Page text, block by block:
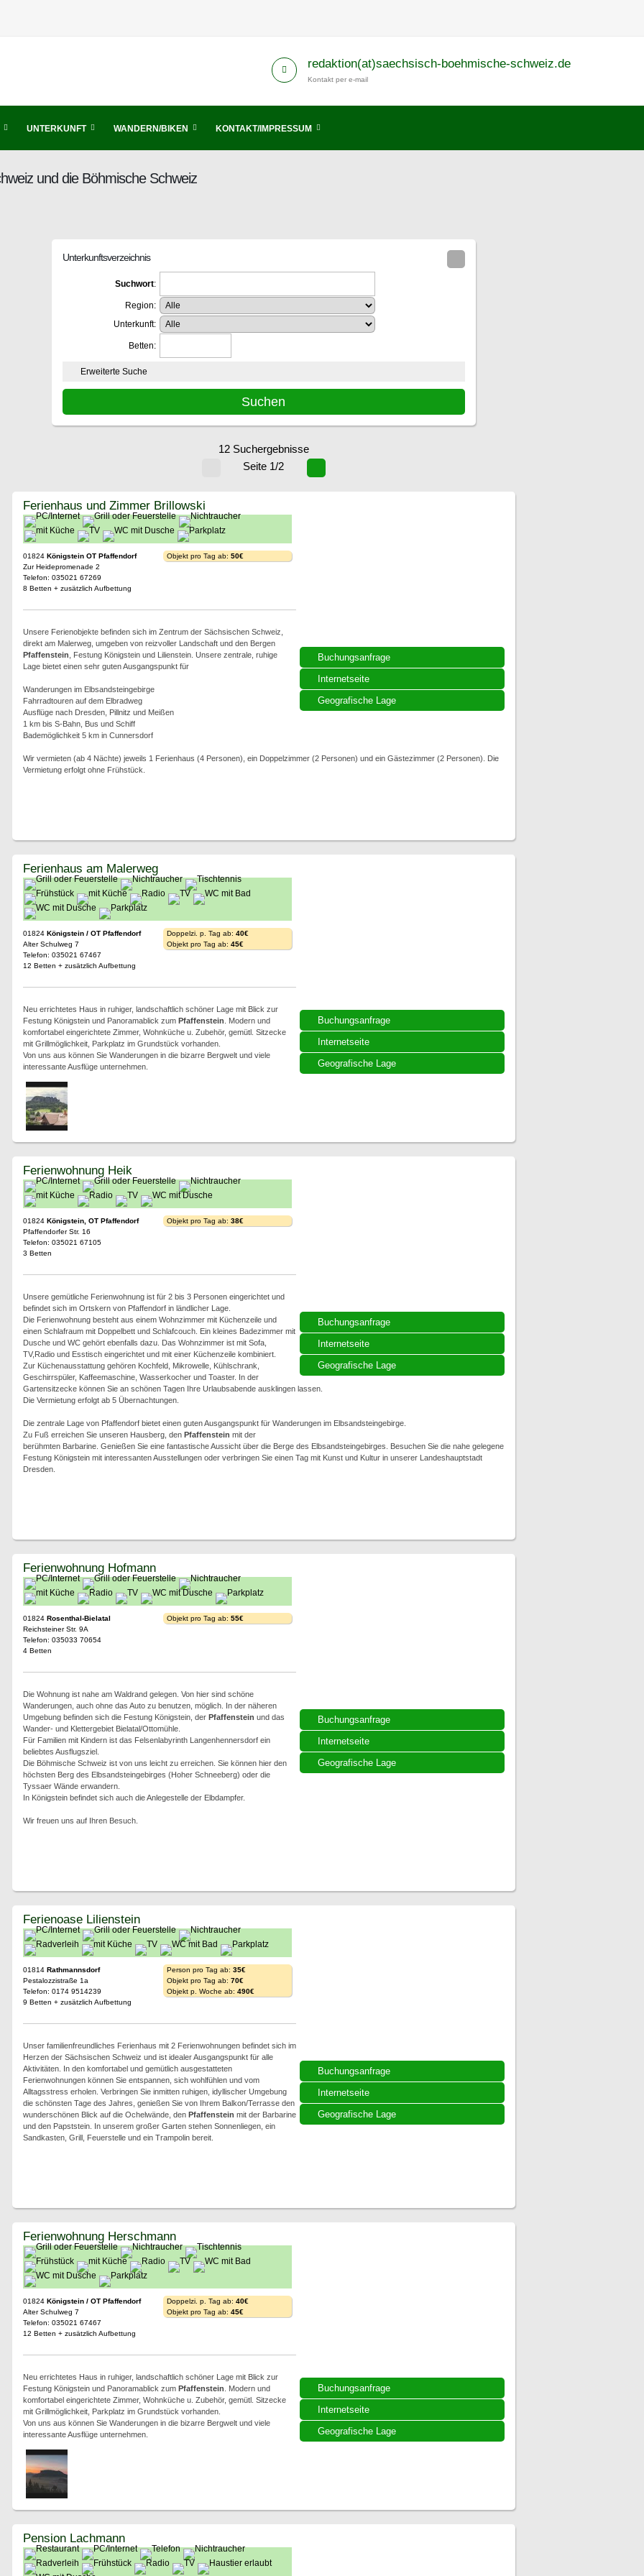
redaktion(at)saechsisch-boehmische-schweiz.de
Kontakt per e-mail
UNTERKUNFT WANDERN/BIKEN KONTAKT/IMPRESSUM
und die Böhmische Schweiz
Unterkunftsverzeichnis
Suchwort:
Region:
Unterkunft:
Betten:
Erweiterte Suche
12 Suchergebnisse
Seite 1/2
Buchungsanfrage
Internetseite
Geografische Lage
Ferienhaus und Zimmer Brillowski
01824 Königstein OT Pfaffendorf
Zur Heidepromenade 2
Telefon: 035021 67269
8 Betten + zusätzlich Aufbettung
Objekt pro Tag ab: 50€
Unsere Ferienobjekte befinden sich im Zentrum der Sächsischen Schweiz,
direkt am Malerweg, umgeben von reizvoller Landschaft und den Bergen
Pfaffenstein , Festung Königstein und Lilienstein. Unsere zentrale, ruhige
Lage bietet einen sehr guten Ausgangspunkt für
Wanderungen im Elbsandsteingebirge
Fahrradtouren auf dem Elbradweg
Ausflüge nach Dresden, Pillnitz und Meißen
1 km bis S-Bahn, Bus und Schiff
Bademöglichkeit 5 km in Cunnersdorf
Wir vermieten (ab 4 Nächte) jeweils 1 Ferienhaus (4 Personen), ein Doppelzimmer (2 Personen) und ein Gästezimmer (2 Personen). Die
Vermietung erfolgt ohne Frühstück.
Buchungsanfrage
Internetseite
Geografische Lage
Ferienhaus am Malerweg
01824 Königstein / OT Pfaffendorf
Alter Schulweg 7
Telefon: 035021 67467
12 Betten + zusätzlich Aufbettung
Doppelzi. p. Tag ab: 40€
Objekt pro Tag ab: 45€
Neu errichtetes Haus in ruhiger, landschaftlich schöner Lage mit Blick zur
Festung Königstein und Panoramablick zum Pfaffenstein . Modern und
komfortabel eingerichtete Zimmer, Wohnküche u. Zubehör, gemütl. Sitzecke
mit Grillmöglichkeit, Parkplatz im Grundstück vorhanden.
Von uns aus können Sie Wanderungen in die bizarre Bergwelt und viele
interessante Ausflüge unternehmen.
Buchungsanfrage
Internetseite
Geografische Lage
Ferienwohnung Heik
01824 Königstein, OT Pfaffendorf
Pfaffendorfer Str. 16
Telefon: 035021 67105
3 Betten
Objekt pro Tag ab: 38€
Unsere gemütliche Ferienwohnung ist für 2 bis 3 Personen eingerichtet und
befindet sich im Ortskern von Pfaffendorf in ländlicher Lage.
Die Ferienwohnung besteht aus einem Wohnzimmer mit Küchenzeile und
einen Schlafraum mit Doppelbett und Schlafcouch. Ein kleines Badezimmer mit
Dusche und WC gehört ebenfalls dazu. Das Wohnzimmer ist mit Sofa,
TV,Radio und Esstisch eingerichtet und mit einer Küchenzeile kombiniert.
Zur Küchenausstattung gehören Kochfeld, Mikrowelle, Kühlschrank,
Geschirrspüler, Kaffeemaschine, Wasserkocher und Toaster. In der
Gartensitzecke können Sie an schönen Tagen Ihre Urlaubsabende ausklingen lassen.
Die Vermietung erfolgt ab 5 Übernachtungen.
Die zentrale Lage von Pfaffendorf bietet einen guten Ausgangspunkt für Wanderungen im Elbsandsteingebirge.
Zu Fuß erreichen Sie unseren Hausberg, den Pfaffenstein mit der
berühmten Barbarine. Genießen Sie eine fantastische Aussicht über die Berge des Elbsandsteingebirges. Besuchen Sie die nahe gelegene
Festung Königstein mit interessanten Ausstellungen oder verbringen Sie einen Tag mit Kunst und Kultur in unserer Landeshauptstadt
Dresden.
Buchungsanfrage
Internetseite
Geografische Lage
Ferienwohnung Hofmann
01824 Rosenthal-Bielatal
Reichsteiner Str. 9A
Telefon: 035033 70654
4 Betten
Objekt pro Tag ab: 55€
Die Wohnung ist nahe am Waldrand gelegen. Von hier sind schöne
Wanderungen, auch ohne das Auto zu benutzen, möglich. In der näheren
Umgebung befinden sich die Festung Königstein, der Pfaffenstein und das
Wander- und Klettergebiet Bielatal/Ottomühle.
Für Familien mit Kindern ist das Felsenlabyrinth Langenhennersdorf ein
beliebtes Ausflugsziel.
Die Böhmische Schweiz ist von uns leicht zu erreichen. Sie können hier den
höchsten Berg des Elbsandsteingebirges (Hoher Schneeberg) oder die
Tyssaer Wände erwandern.
In Königstein befindet sich auch die Anlegestelle der Elbdampfer.
Wir freuen uns auf Ihren Besuch.
Buchungsanfrage
Internetseite
Geografische Lage
Ferienoase Lilienstein
01814 Rathmannsdorf
Pestalozzistraße 1a
Telefon: 0174 9514239
9 Betten + zusätzlich Aufbettung
Person pro Tag ab: 35€
Objekt pro Tag ab: 70€
Objekt p. Woche ab: 490€
Unser familienfreundliches Ferienhaus mit 2 Ferienwohnungen befindet sich im
Herzen der Sächsischen Schweiz und ist idealer Ausgangspunkt für alle
Aktivitäten. In den komfortabel und gemütlich ausgestatteten
Ferienwohnungen können Sie entspannen, sich wohlfühlen und vom
Alltagsstress erholen. Verbringen Sie inmitten ruhigen, idyllischer Umgebung
die schönsten Tage des Jahres, genießen Sie von Ihrem Balkon/Terrasse den
wunderschönen Blick auf die Ochelwände, den Pfaffenstein mit der Barbarine
und den Papststein. In unserem großer Garten stehen Sonnenliegen, ein
Sandkasten, Grill, Feuerstelle und ein Trampolin bereit.
Buchungsanfrage
Internetseite
Geografische Lage
Ferienwohnung Herschmann
01824 Königstein / OT Pfaffendorf
Alter Schulweg 7
Telefon: 035021 67467
12 Betten + zusätzlich Aufbettung
Doppelzi. p. Tag ab: 40€
Objekt pro Tag ab: 45€
Neu errichtetes Haus in ruhiger, landschaftlich schöner Lage mit Blick zur
Festung Königstein und Panoramablick zum Pfaffenstein . Modern und
komfortabel eingerichtete Zimmer, Wohnküche u. Zubehör, gemütl. Sitzecke
mit Grillmöglichkeit, Parkplatz im Grundstück vorhanden.
Von uns aus können Sie Wanderungen in die bizarre Bergwelt und viele
interessante Ausflüge unternehmen.
Pension Lachmann